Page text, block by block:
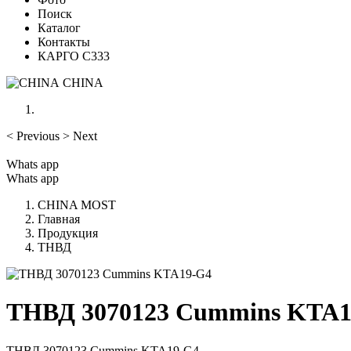
Поиск
Каталог
Контакты
КАРГО С333
CHINA
< Previous > Next
Whats app
Whats app
CHINA MOST
Главная
Продукция
ТНВД
ТНВД 3070123 Cummins